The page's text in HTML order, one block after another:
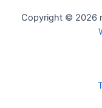
Copyright © 2026